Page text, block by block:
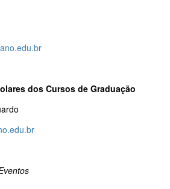
dos Cursos de Graduação